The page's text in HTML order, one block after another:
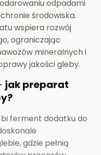
odpadami
środowiska.
wspiera rozwój
ograniczając
mineralnych i
jakości gleby.
jak preparat
ferment dodatku do
gdzie pełnią